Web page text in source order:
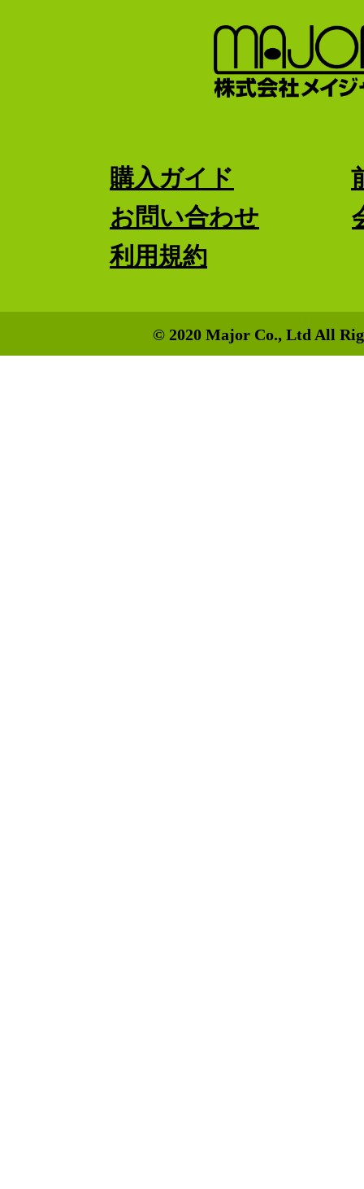
購入ガイド
お問い合わせ
利用規約
© 2020 Major Co., Ltd All